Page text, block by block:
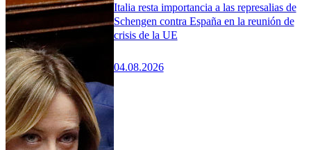
Italia resta importancia a las represalias de
Schengen contra España en la reunión de
crisis de la UE
04.08.2026